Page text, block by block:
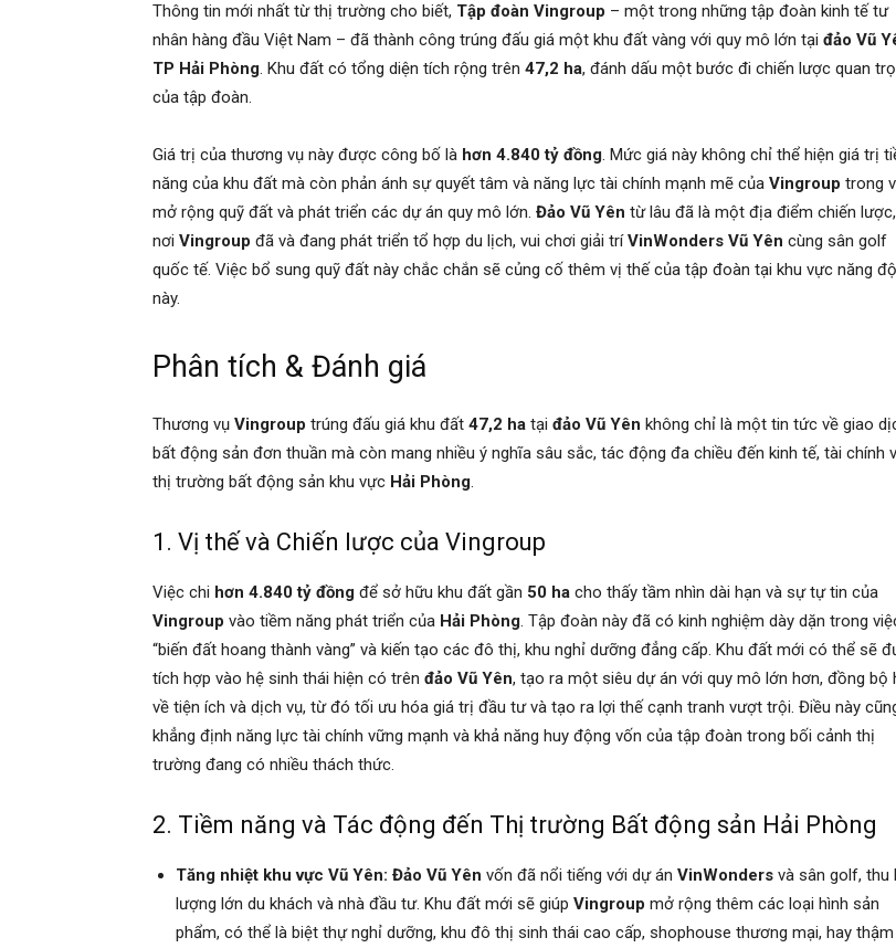
Thông tin mới nhất từ thị trường cho biết, Tập đoàn Vingroup – một trong những tập đoàn kinh tế tư
nhân hàng đầu Việt Nam – đã thành công trúng đấu giá một khu đất vàng với quy mô lớn tại đảo Vũ
TP Hải Phòng. Khu đất có tổng diện tích rộng trên 47,2 ha, đánh dấu một bước đi chiến lược quan
của tập đoàn.
Giá trị của thương vụ này được công bố là hơn 4.840 tỷ đồng. Mức giá này không chỉ thể hiện giá trị
năng của khu đất mà còn phản ánh sự quyết tâm và năng lực tài chính mạnh mẽ của Vingroup trong
mở rộng quỹ đất và phát triển các dự án quy mô lớn. Đảo Vũ Yên từ lâu đã là một địa điểm chiến lược,
nơi Vingroup đã và đang phát triển tổ hợp du lịch, vui chơi giải tríVinWonders Vũ Yên cùng sân golf
quốc tế. Việc bổ sung quỹ đất này chắc chắn sẽ củng cố thêm vị thế của tập đoàn tại khu vực năng
này.
Phân tích & Đánh giá
Thương vụ Vingroup trúng đấu giá khu đất 47,2 ha tại đảo Vũ Yên không chỉ là một tin tức về giao
bất động sản đơn thuần mà còn mang nhiều ý nghĩa sâu sắc, tác động đa chiều đến kinh tế, tài chính
thị trường bất động sản khu vực Hải Phòng.
1. Vị thế và Chiến lược của Vingroup
Việc chi hơn 4.840 tỷ đồng để sở hữu khu đất gần 50 ha cho thấy tầm nhìn dài hạn và sự tự tin của
Vingroup vào tiềm năng phát triển của Hải Phòng. Tập đoàn này đã có kinh nghiệm dày dặn trong
“biến đất hoang thành vàng” và kiến tạo các đô thị, khu nghỉ dưỡng đẳng cấp. Khu đất mới có thể sẽ
tích hợp vào hệ sinh thái hiện có trên đảo Vũ Yên, tạo ra một siêu dự án với quy mô lớn hơn, đồng bộ
về tiện ích và dịch vụ, từ đó tối ưu hóa giá trị đầu tư và tạo ra lợi thế cạnh tranh vượt trội. Điều này
khẳng định năng lực tài chính vững mạnh và khả năng huy động vốn của tập đoàn trong bối cảnh thị
trường đang có nhiều thách thức.
2. Tiềm năng và Tác động đến Thị trường Bất động sản Hải Phòng
Tăng nhiệt khu vực Vũ Yên: Đảo Vũ Yên vốn đã nổi tiếng với dự án VinWonders và sân golf, thu
lượng lớn du khách và nhà đầu tư. Khu đất mới sẽ giúp Vingroup mở rộng thêm các loại hình sản
phẩm, có thể là biệt thự nghỉ dưỡng, khu đô thị sinh thái cao cấp, shophouse thương mại, hay